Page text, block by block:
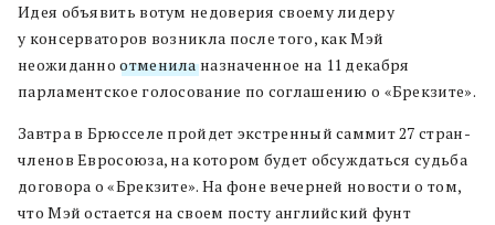
Идея объявить вотум недоверия своему лидеру
у консерваторов возникла после того, как Мэй
неожиданноотмениланазначенное на 11 декабря
парламентское голосование по соглашению о «Брекзите».
Завтра в Брюсселе пройдет экстренный саммит 27 стран-
членов Евросоюза, на котором будет обсуждаться судьба
договора о «Брекзите». На фоне вечерней новости о том,
что Мэй остается на своем посту английский фунт